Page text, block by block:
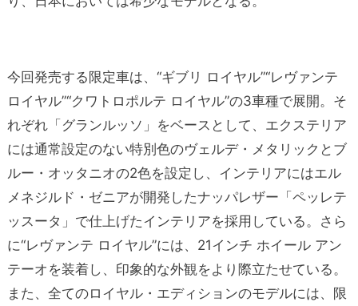
今回発売する限定車は、“ギブリ ロイヤル”“レヴァンテ
ロイヤル”“クワトロポルテ ロイヤル”の3車種で展開。そ
れぞれ「グランルッソ」をベースとして、エクステリア
には通常設定のない特別色のヴェルデ・メタリックとブ
ルー・オッタニオの2色を設定し、インテリアにはエル
メネジルド・ゼニアが開発したナッパレザー「ペッレテ
ッスータ」で仕上げたインテリアを採用している。さら
に“レヴァンテ ロイヤル”には、21インチ ホイール アン
テーオを装着し、印象的な外観をより際立たせている。
また、全てのロイヤル・エディションのモデルには、限